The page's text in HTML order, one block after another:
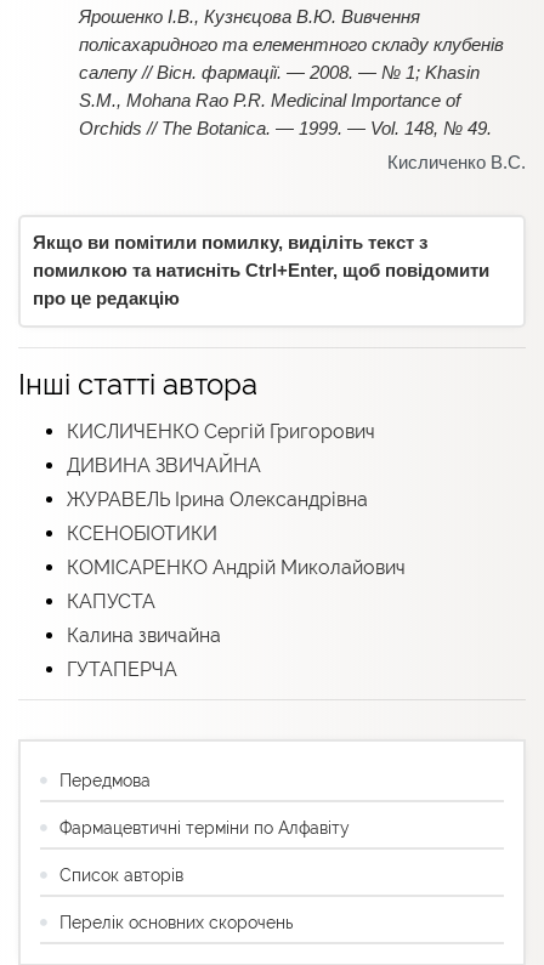
Ярошенко І.В., Кузнєцова В.Ю. Вивчення
полісахаридного та елементного складу клубенів
салепу // Вісн. фармації. — 2008. — № 1; Khasin
S.M., Mohana Rao P.R. Medicinal Importance of
Orchids // The Botanica. — 1999. — Vol. 148, № 49.
Кисличенко В.С.
Якщо ви помітили помилку, виділіть текст з
помилкою та натисніть Ctrl+Enter, щоб повідомити
про це редакцію
Інші статті автора
КИСЛИЧЕНКО Сергій Григорович
ДИВИНА ЗВИЧАЙНА
ЖУРАВЕЛЬ Ірина Олександрівна
КСЕНОБІОТИКИ
КОМІСАРЕНКО Андрій Миколайович
КАПУСТА
Калина звичайна
ГУТАПЕРЧА
Передмова
Фармацевтичні терміни по Алфавіту
Список авторів
Перелік основних скорочень